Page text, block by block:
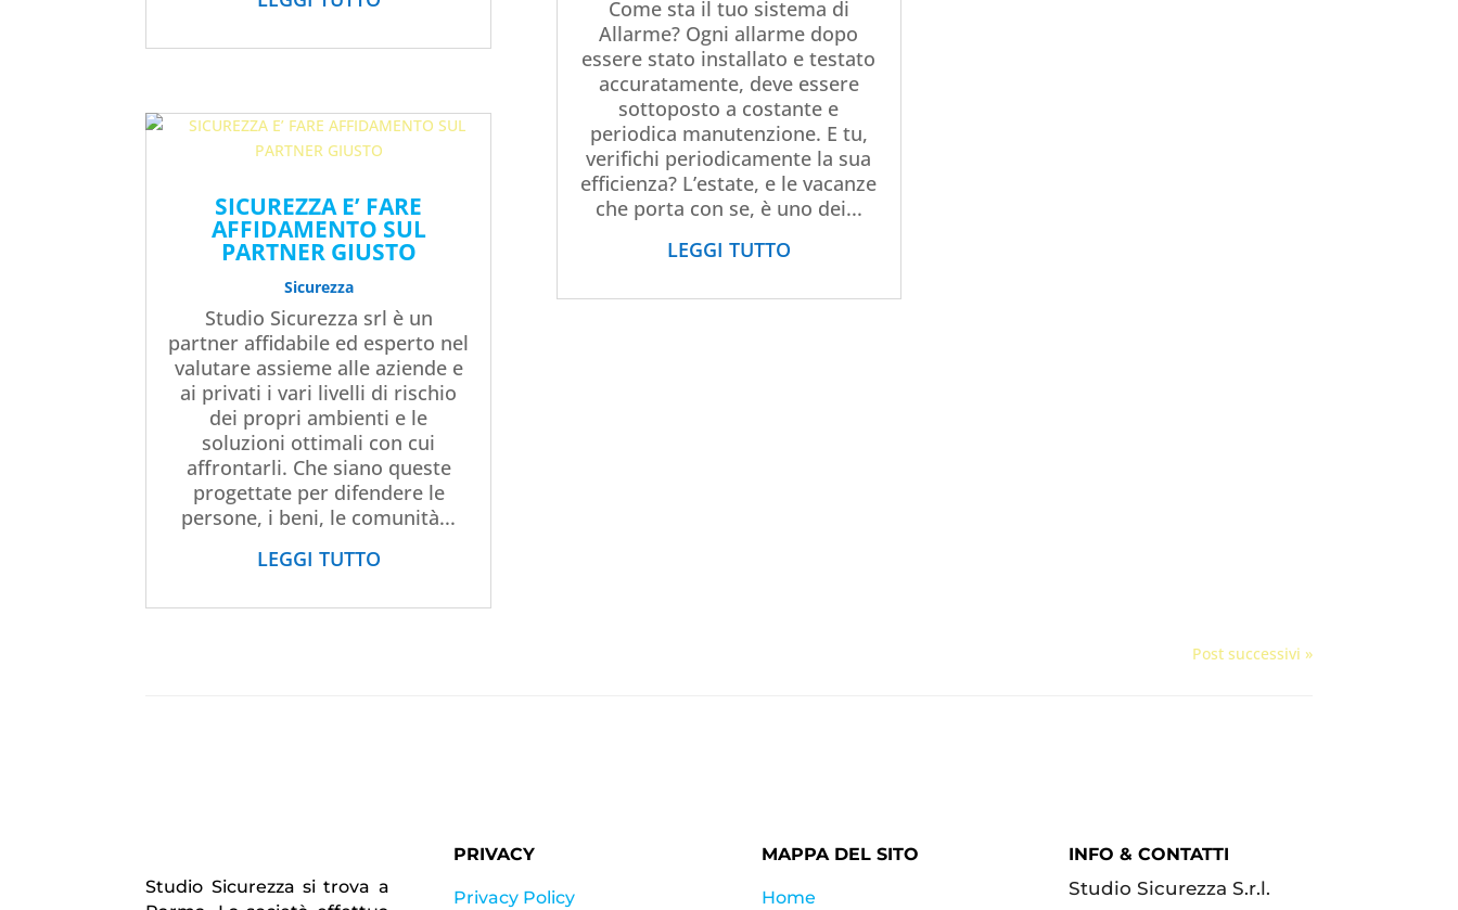
SICUREZZA E’ FARE
AFFIDAMENTO SUL
PARTNER GIUSTO
Sicurezza
Studio Sicurezza srl è un
partner affidabile ed esperto nel
valutare assieme alle aziende e
ai privati i vari livelli di rischio
dei propri ambienti e le
soluzioni ottimali con cui
affrontarli. Che siano queste
progettate per difendere le
persone, i beni, le comunità...
LEGGI TUTTO
Come sta il tuo sistema di
Allarme? Ogni allarme dopo
essere stato installato e testato
accuratamente, deve essere
sottoposto a costante e
periodica manutenzione. E tu,
verifichi periodicamente la sua
efficienza? L’estate, e le vacanze
che porta con se, è uno dei...
LEGGI TUTTO
Post successivi »
Studio Sicurezza si trova a
PRIVACY
Privacy Policy
MAPPA DEL SITO
Home
INFO & CONTATTI
Studio Sicurezza S.r.l.